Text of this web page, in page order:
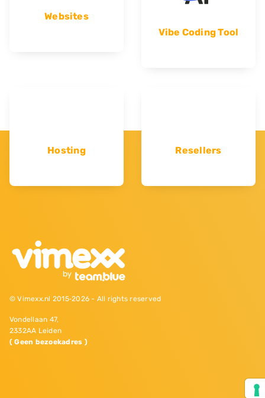
Websites
Vibe Coding Tool
Hosting Resellers
© Vimexx.nl 2015‐2026 - All rights reserved
Vondellaan 47,
2332AA Leiden
( Geen bezoekadres )